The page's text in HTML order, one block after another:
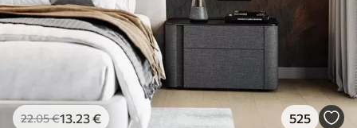
22.05€13 .23€ 525